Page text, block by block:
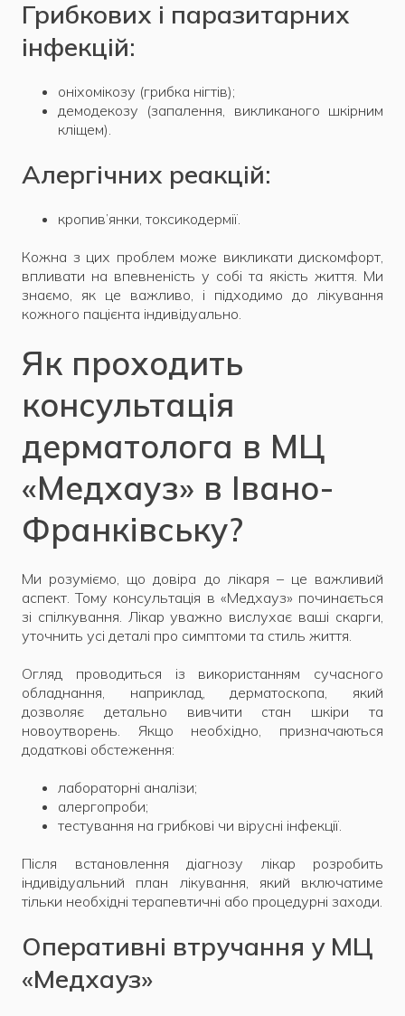
Грибкових і паразитарних
інфекцій:
оніхомікозу (грибка нігтів);
демодекозу (запалення, викликаного шкірним
кліщем).
Алергічних реакцій:
кропив’янки, токсикодермії.
Кожна з цих проблем може викликати дискомфорт,
впливати на впевненість у собі та якість життя. Ми
знаємо, як це важливо, і підходимо до лікування
кожного пацієнта індивідуально.
Як проходить
консультація
дерматолога в МЦ
«Медхауз» в Івано-
Франківську?
Ми розуміємо, що довіра до лікаря – це важливий
аспект. Тому консультація в «Медхауз» починається
зі спілкування. Лікар уважно вислухає ваші скарги,
уточнить усі деталі про симптоми та стиль життя.
Огляд проводиться із використанням сучасного
обладнання, наприклад, дерматоскопа, який
дозволяє детально вивчити стан шкіри та
новоутворень. Якщо необхідно, призначаються
додаткові обстеження:
лабораторні аналізи;
алергопроби;
тестування на грибкові чи вірусні інфекції.
Після встановлення діагнозу лікар розробить
індивідуальний план лікування, який включатиме
тільки необхідні терапевтичні або процедурні заходи.
Оперативні втручання у МЦ
«Медхауз»